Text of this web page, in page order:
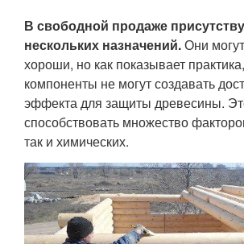
В свободной продаже
нескольких назначений.Они
хороши, но как показывает
компоненты не могут создавать
эффекта для защиты древесины.
способствовать множество
так и химических.